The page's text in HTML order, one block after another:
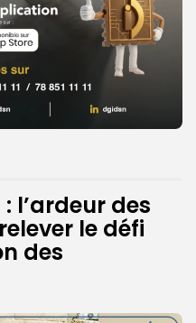
l’ardeur des
le défi
des